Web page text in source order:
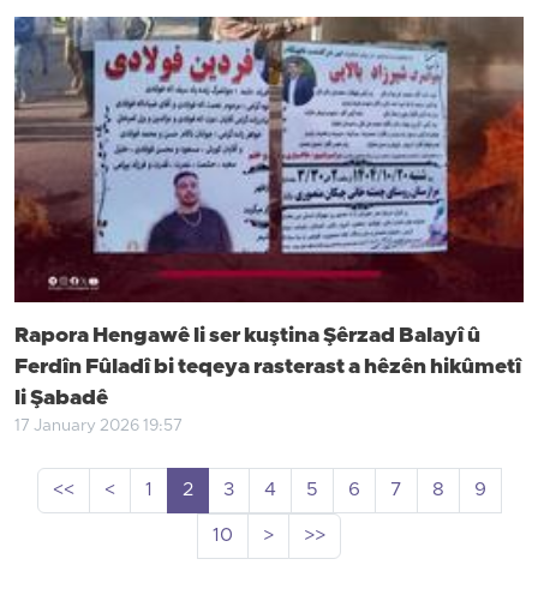
Rapora Hengawê li ser kuştina Şêrzad Balayî û
Ferdîn Fûladî bi teqeya rasterast a hêzên hikûmetî
li Şabadê
17 January 2026 19:57
<< < 1 2 3 4 5 6 7 8
9
10
> >>